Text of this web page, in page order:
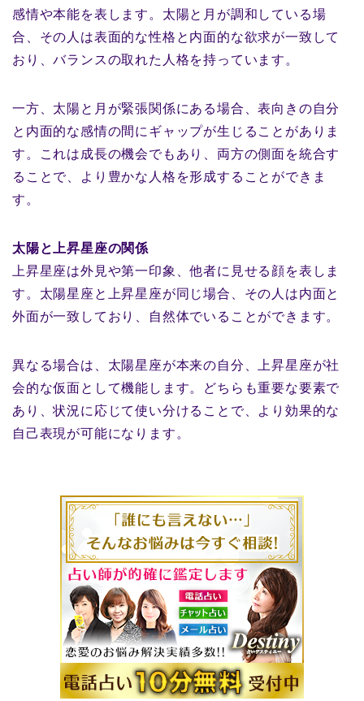
感情や本能を表します。太陽と月が調和している場
合、その人は表面的な性格と内面的な欲求が一致して
おり、バランスの取れた人格を持っています。
一方、太陽と月が緊張関係にある場合、表向きの自分
と内面的な感情の間にギャップが生じることがありま
す。これは成長の機会でもあり、両方の側面を統合す
ることで、より豊かな人格を形成することができま
す。
太陽と上昇星座の関係
上昇星座は外見や第一印象、他者に見せる顔を表しま
す。太陽星座と上昇星座が同じ場合、その人は内面と
外面が一致しており、自然体でいることができます。
異なる場合は、太陽星座が本来の自分、上昇星座が社
会的な仮面として機能します。どちらも重要な要素で
あり、状況に応じて使い分けることで、より効果的な
自己表現が可能になります。